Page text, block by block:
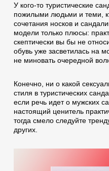
У кого-то туристические
пожилыми людьми и теми,
сочетания носков и
модели только плюсы:
скептически вы бы не
обувь уже засветилась на
не миновать очередной
Конечно, ни о какой
стиля в туристических
если речь идет о мужских
настоящий ценитель
тогда смело следуйте
других.